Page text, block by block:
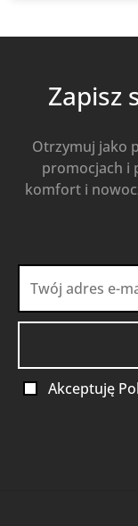
Zapisz
Otrzymuj jako
promocjach i
komfort i
Akceptuję